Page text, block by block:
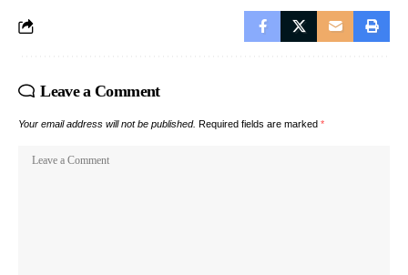
Leave a Comment
Your email address will not be published. Required fields are marked *